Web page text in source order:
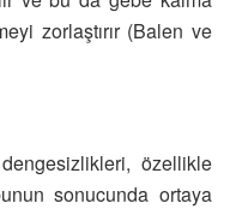
zorlaştırır (Balen ve
özellikle
sonucunda ortaya